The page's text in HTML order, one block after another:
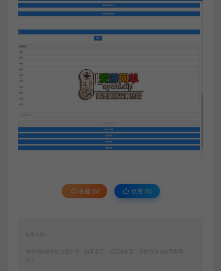
收藏 (5) 点赞 (5)
免责申明
请仔细阅读本站免责申明，如不遵守，或无法接受，请勿访问或使用本网